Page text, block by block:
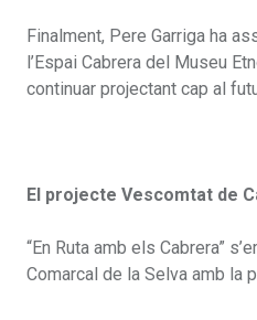
Finalment, Pere Garriga ha
l’Espai Cabrera del Museu
continuar projectant cap al
El projecte Vescomtat de
“En Ruta amb els Cabrera”
Comarcal de la Selva amb la